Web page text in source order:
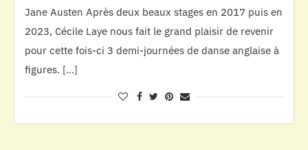
Jane Austen Après deux beaux stages en 2017 puis en
2023, Cécile Laye nous fait le grand plaisir de revenir
pour cette fois-ci 3 demi-journées de danse anglaise à
figures. […]